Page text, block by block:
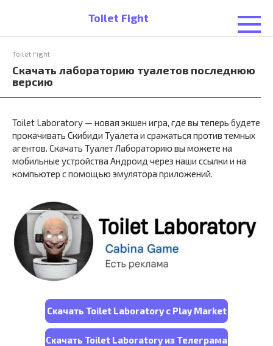
Toilet Fight
Toilet Fight
Скачать лабораторию туалетов последнюю
версию
Toilet Laboratory — новая экшен игра, где вы теперь будете
прокачивать Скибиди Туалета и сражаться против темных
агентов. Скачать Туалет Лабораторию вы можете на
мобильные устройства Андроид через наши ссылки и на
компьютер с помощью эмулятора приложений.
Скачать Toilet Laboratory с Play Market
Скачать Toilet Laboratory из Телеграма